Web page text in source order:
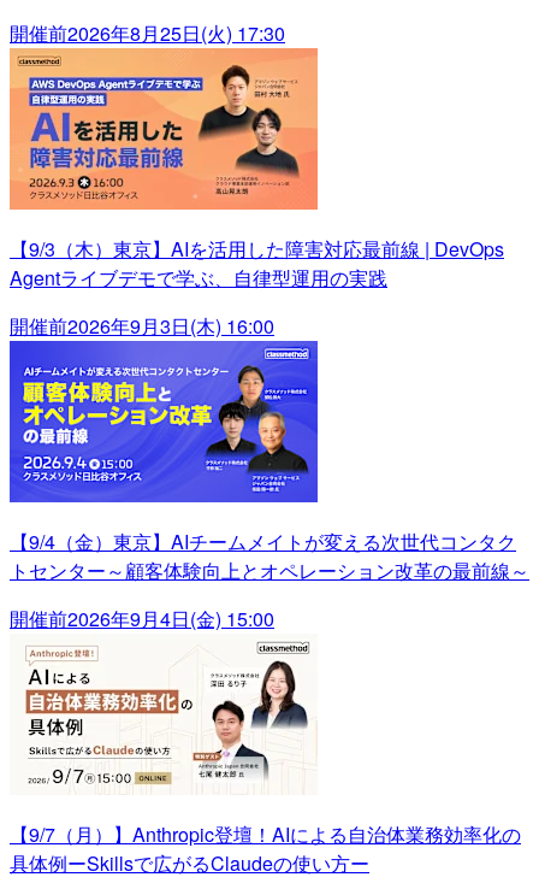
開催前2026年8月25日(火) 17:30
【9/3（木）東京】AIを活用した障害対応最前線 | DevOps
Agentライブデモで学ぶ、自律型運用の実践
開催前2026年9月3日(木) 16:00
【9/4（金）東京】AIチームメイトが変える次世代コンタク
トセンター～顧客体験向上とオペレーション改革の最前線～
開催前2026年9月4日(金) 15:00
【9/7（月）】Anthropic登壇！AIによる自治体業務効率化の
具体例ーSkillsで広がるClaudeの使い方ー